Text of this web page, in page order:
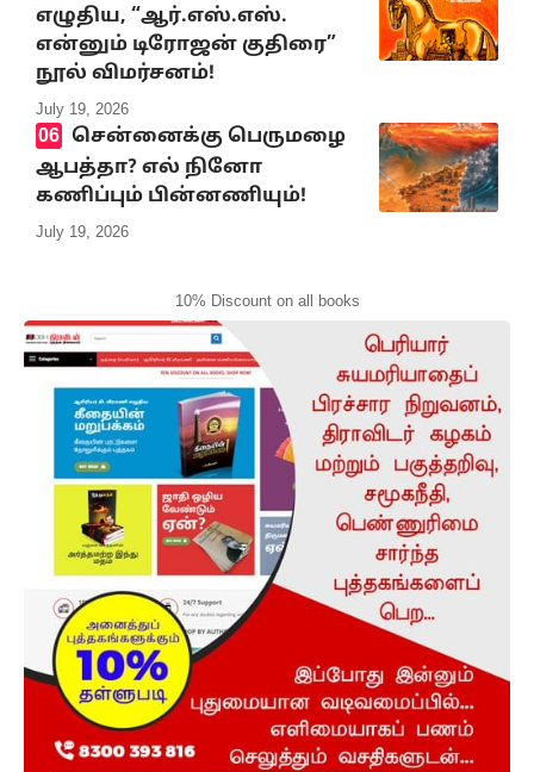
எழுதிய, “ஆர்.எஸ்.எஸ்.
என்னும் டிரோஜன் குதிரை”
நூல் விமர்சனம்!
July 19, 2026
சென்னைக்கு பெருமழை
ஆபத்தா? எல் நினோ
கணிப்பும் பின்னணியும்!
July 19, 2026
10% Discount on all books